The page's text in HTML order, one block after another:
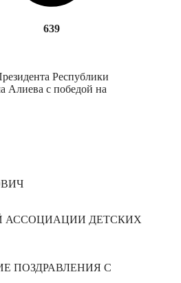
639
Республики
Алиева с победой на
АССОЦИАЦИИ ДЕТСКИХ
ПОЗДРАВЛЕНИЯ С